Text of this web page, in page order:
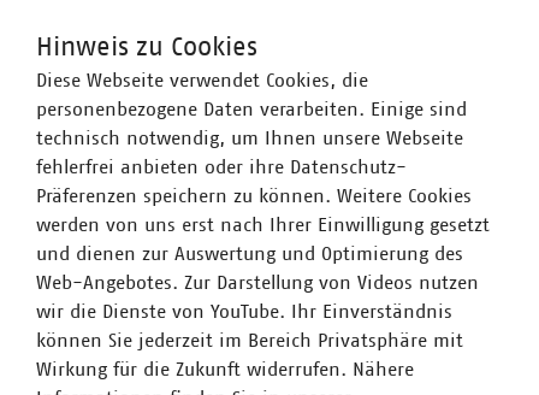
zentralen Ver- und Entsorgungsbereichen: Strom 66
Prozent, Gas 60 Prozent, Wärme 88 Prozent, Trinkwasser
89 Prozent, Abwasser 45 Prozent. Die kommunale
Abfallwirtschaft entsorgt jeden Tag 31.500 Tonnen Abfall
und hat seit 1990 rund 76 Prozent ihrer CO2-Emissionen
eingespart – damit ist sie der Hidden Champion des
Klimaschutzes. Immer mehr Mitgliedsunternehmen
engagieren sich im Breitbandausbau: 206 Unternehmen
investieren pro Jahr über 957 Millionen Euro. Künftig
wollen 80 Prozent der kommunalen Unternehmen den
Mobilfunkunternehmen Anschlüsse für Antennen an ihr
Glasfasernetz anbieten.
Zahlen Daten Fakten 2022
Hinweis zu Cookies
Diese Webseite verwendet Cookies, die
personenbezogene Daten verarbeiten. Einige sind
technisch notwendig, um Ihnen unsere Webseite
fehlerfrei anbieten oder ihre Datenschutz-
Präferenzen speichern zu können. Weitere Cookies
werden von uns erst nach Ihrer Einwilligung gesetzt
und dienen zur Auswertung und Optimierung des
Web-Angebotes. Zur Darstellung von Videos nutzen
wir die Dienste von YouTube. Ihr Einverständnis
können Sie jederzeit im Bereich Privatsphäre mit
Wirkung für die Zukunft widerrufen. Nähere